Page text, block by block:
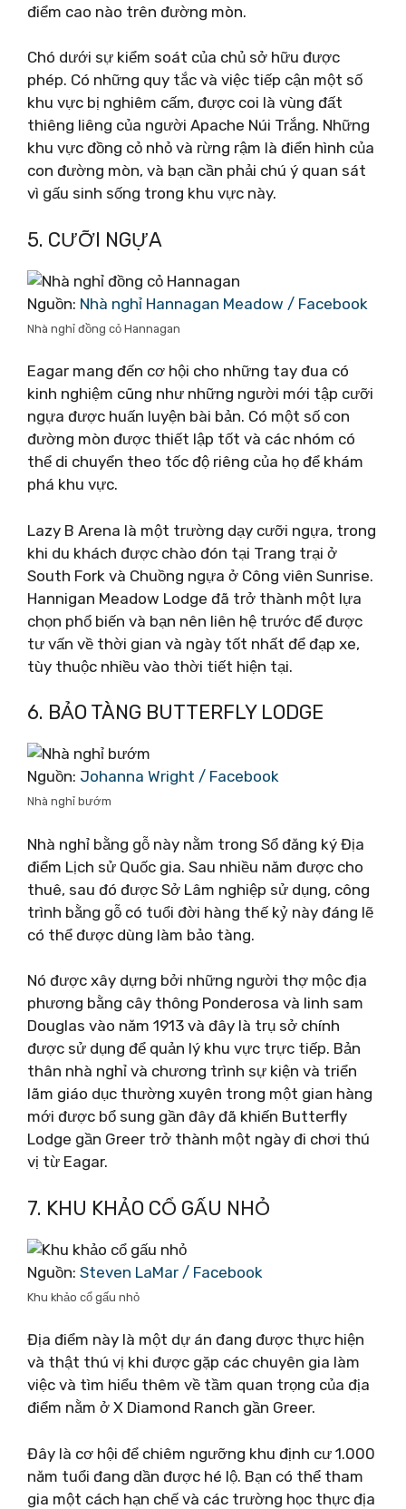
điểm cao nào trên đường mòn.
Chó dưới sự kiểm soát của chủ sở hữu được
phép. Có những quy tắc và việc tiếp cận một số
khu vực bị nghiêm cấm, được coi là vùng đất
thiêng liêng của người Apache Núi Trắng. Những
khu vực đồng cỏ nhỏ và rừng rậm là điển hình của
con đường mòn, và bạn cần phải chú ý quan sát
vì gấu sinh sống trong khu vực này.
5. CƯỠI NGỰA
Nguồn: Nhà nghỉ Hannagan Meadow / Facebook
Nhà nghỉ đồng cỏ Hannagan
Eagar mang đến cơ hội cho những tay đua có
kinh nghiệm cũng như những người mới tập cưỡi
ngựa được huấn luyện bài bản. Có một số con
đường mòn được thiết lập tốt và các nhóm có
thể di chuyển theo tốc độ riêng của họ để khám
phá khu vực.
Lazy B Arena là một trường dạy cưỡi ngựa, trong
khi du khách được chào đón tại Trang trại ở
South Fork và Chuồng ngựa ở Công viên Sunrise.
Hannigan Meadow Lodge đã trở thành một lựa
chọn phổ biến và bạn nên liên hệ trước để được
tư vấn về thời gian và ngày tốt nhất để đạp xe,
tùy thuộc nhiều vào thời tiết hiện tại.
6. BẢO TÀNG BUTTERFLY LODGE
Nguồn: Johanna Wright‎ / Facebook
Nhà nghỉ bướm
Nhà nghỉ bằng gỗ này nằm trong Sổ đăng ký Địa
điểm Lịch sử Quốc gia. Sau nhiều năm được cho
thuê, sau đó được Sở Lâm nghiệp sử dụng, công
trình bằng gỗ có tuổi đời hàng thế kỷ này đáng lẽ
có thể được dùng làm bảo tàng.
Nó được xây dựng bởi những người thợ mộc địa
phương bằng cây thông Ponderosa và linh sam
Douglas vào năm 1913 và đây là trụ sở chính
được sử dụng để quản lý khu vực trực tiếp. Bản
thân nhà nghỉ và chương trình sự kiện và triển
lãm giáo dục thường xuyên trong một gian hàng
mới được bổ sung gần đây đã khiến Butterfly
Lodge gần Greer trở thành một ngày đi chơi thú
vị từ Eagar.
7. KHU KHẢO CỔ GẤU NHỎ
Nguồn: Steven LaMar / Facebook
Khu khảo cổ gấu nhỏ
Địa điểm này là một dự án đang được thực hiện
và thật thú vị khi được gặp các chuyên gia làm
việc và tìm hiểu thêm về tầm quan trọng của địa
điểm nằm ở X Diamond Ranch gần Greer.
Đây là cơ hội để chiêm ngưỡng khu định cư 1.000
năm tuổi đang dần được hé lộ. Bạn có thể tham
gia một cách hạn chế và các trường học thực địa